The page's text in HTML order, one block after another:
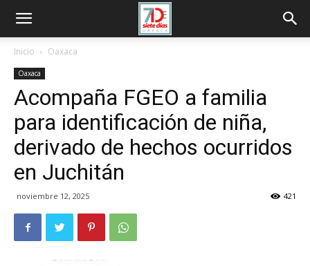
Inicio Oaxaca
Oaxaca
Acompaña FGEO a familia
para identificación de niña,
derivado de hechos ocurridos
en Juchitán
noviembre 12, 2025 421